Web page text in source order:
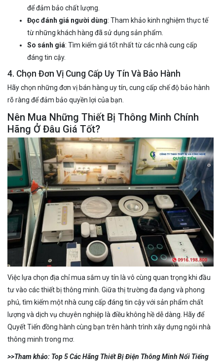
để đảm bảo chất lượng.
Đọc đánh giá người dùng: Tham khảo kinh nghiệm thực tế
từ những khách hàng đã sử dụng sản phẩm.
So sánh giá: Tìm kiếm giá tốt nhất từ các nhà cung cấp
đáng tin cậy.
4. Chọn Đơn Vị Cung Cấp Uy Tín Và Bảo Hành
Hãy chọn những đơn vị bán hàng uy tín, cung cấp chế độ bảo hành
rõ ràng để đảm bảo quyền lợi của bạn.
Nên Mua Những Thiết Bị Thông Minh Chính
Hãng Ở Đâu Giá Tốt?
Việc lựa chọn địa chỉ mua sắm uy tín là vô cùng quan trọng khi đầu
tư vào các thiết bị thông minh. Giữa thị trường đa dạng và phong
phú, tìm kiếm một nhà cung cấp đáng tin cậy với sản phẩm chất
lượng và dịch vụ chuyên nghiệp là điều không hề dễ dàng. Hãy để
Quyết Tiến đồng hành cùng bạn trên hành trình xây dựng ngôi nhà
thông minh trong mơ.
>>Tham khảo: Top 5 Các Hãng Thiết Bị Điện Thông Minh Nổi Tiếng